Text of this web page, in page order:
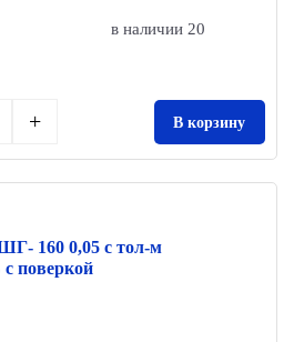
в наличии 20
+ В корзину
160 0,05 с тол-м
поверкой